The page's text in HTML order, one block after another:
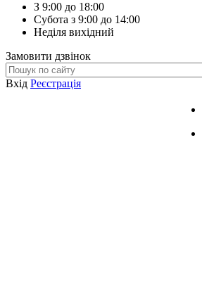
З 9:00 до 18:00
Субота з 9:00 до 14:00
Неділя вихідний
Замовити дзвінок
Вхід Реєстрація